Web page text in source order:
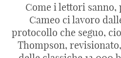
Come i lettori
Cameo ci lavoro
protocollo che seguo,
Thompson,